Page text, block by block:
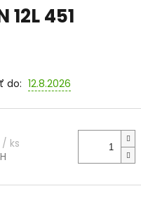
12L 451
do: 12.8.2026
/ ks